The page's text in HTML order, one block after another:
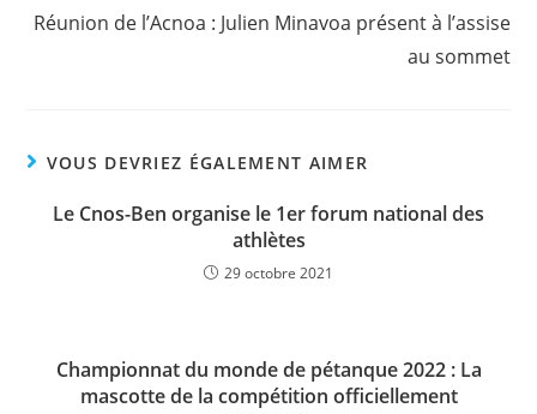
Réunion de l’Acnoa : Julien Minavoa présent à l’assise
au sommet
VOUS DEVRIEZ ÉGALEMENT AIMER
Le Cnos-Ben organise le 1er forum national des
athlètes
29 octobre 2021
Championnat du monde de pétanque 2022 : La
mascotte de la compétition officiellement